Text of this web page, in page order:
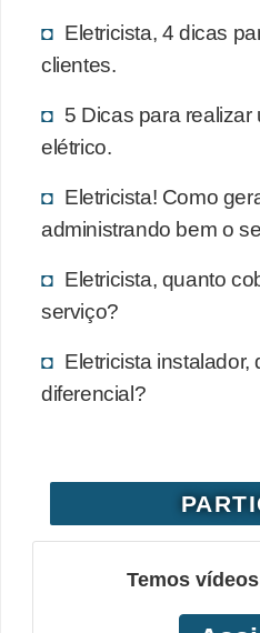
Eletricista, 4 dicas
clientes.
5 Dicas para
elétrico.
Eletricista! Como
administrando bem o
Eletricista, quanto
serviço?
Eletricista instalador,
diferencial?
Temos